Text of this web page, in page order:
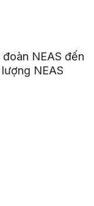
NEAS đến
NEAS